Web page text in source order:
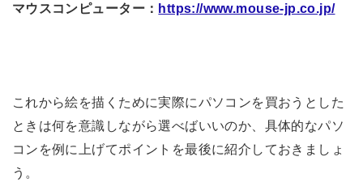
マウスコンピューター： https://www.mouse-jp.co.jp/
これから絵を描くために実際にパソコンを買おうとした
ときは何を意識しながら選べばいいのか、具体的なパソ
コンを例に上げてポイントを最後に紹介しておきましょ
う。